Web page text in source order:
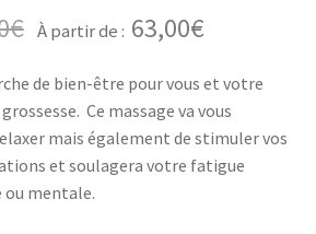
€ À partir de : 63,00€
de bien-être pour vous et votre
Ce massage va vous
mais également de stimuler vos
et soulagera votre fatigue
ou mentale.